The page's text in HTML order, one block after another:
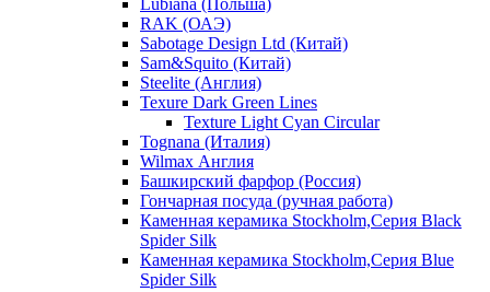
Lubiana (Польша)
RAK (ОАЭ)
Sabotage Design Ltd (Китай)
Sam&Squito (Китай)
Steelite (Англия)
Texure Dark Green Lines
Texture Light Cyan Circular
Tognana (Италия)
Wilmax Англия
Башкирский фарфор (Россия)
Гончарная посуда (ручная работа)
Каменная керамика Stockholm,Серия Black
Spider Silk
Каменная керамика Stockholm,Серия Blue
Spider Silk